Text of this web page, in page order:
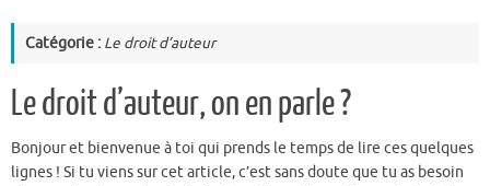
Catégorie : Le droit d’auteur
Le droit d’auteur, on en parle ?
Bonjour et bienvenue à toi qui prends le temps de lire ces quelques
lignes ! Si tu viens sur cet article, c’est sans doute que tu as besoin